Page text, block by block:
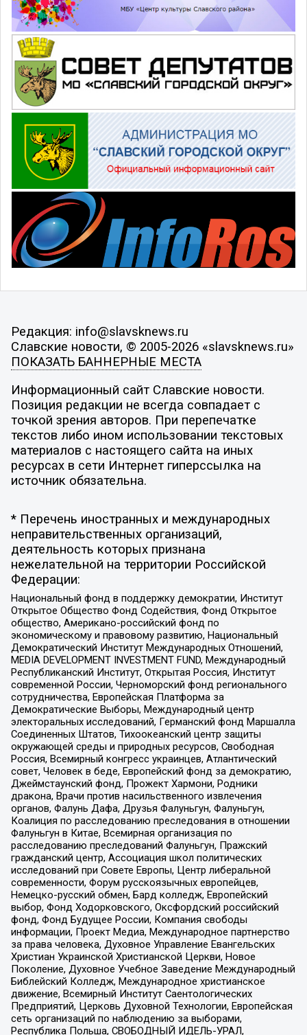
Редакция: info@slavsknews.ru
Славские новости, © 2005-2026 «slavsknews.ru»
ПОКАЗАТЬ БАННЕРНЫЕ МЕСТА
Информационный сайт Славские новости.
Позиция редакции не всегда совпадает с
точкой зрения авторов. При перепечатке
текстов либо ином использовании текстовых
материалов с настоящего сайта на иных
ресурсах в сети Интернет гиперссылка на
источник обязательна.
* Перечень иностранных и международных
неправительственных организаций,
деятельность которых признана
нежелательной на территории Российской
Федерации:
Национальный фонд в поддержку демократии, Институт
Открытое Общество Фонд Содействия, Фонд Открытое
общество, Американо-российский фонд по
экономическому и правовому развитию, Национальный
Демократический Институт Международных Отношений,
MEDIA DEVELOPMENT INVESTMENT FUND, Международный
Республиканский Институт, Открытая Россия, Институт
современной России, Черноморский фонд регионального
сотрудничества, Европейская Платформа за
Демократические Выборы, Международный центр
электоральных исследований, Германский фонд Маршалла
Соединенных Штатов, Тихоокеанский центр защиты
окружающей среды и природных ресурсов, Свободная
Россия, Всемирный конгресс украинцев, Атлантический
совет, Человек в беде, Европейский фонд за демократию,
Джеймстаунский фонд, Прожект Хармони, Родники
дракона, Врачи против насильственного извлечения
органов, Фалунь Дафа, Друзья Фалуньгун, Фалуньгун,
Коалиция по расследованию преследования в отношении
Фалуньгун в Китае, Всемирная организация по
расследованию преследований Фалуньгун, Пражский
гражданский центр, Ассоциация школ политических
исследований при Совете Европы, Центр либеральной
современности, Форум русскоязычных европейцев,
Немецко-русский обмен, Бард колледж, Европейский
выбор, Фонд Ходорковского, Оксфордский российский
фонд, Фонд Будущее России, Компания свободы
информации, Проект Медиа, Международное партнерство
за права человека, Духовное Управление Евангельских
Христиан Украинской Христианской Церкви, Новое
Поколение, Духовное Учебное Заведение Международный
Библейский Колледж, Международное христианское
движение, Всемирный Институт Саентологических
Предприятий, Церковь Духовной Технологии, Европейская
сеть организаций по наблюдению за выборами,
Республика Польша, СВОБОДНЫЙ ИДЕЛЬ-УРАЛ,